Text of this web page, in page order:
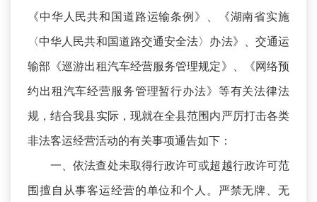
《中华人民共和国道路运输条例》、《湖南省实施
〈中华人民共和国道路交通安全法〉办法》、交通运
输部《巡游出租汽车经营服务管理规定》、《网络预
约出租汽车经营服务管理暂行办法》等有关法律法
规，结合我县实际，现就在全县范围内严厉打击各类
非法客运经营活动的有关事项通告如下：
一、依法查处未取得行政许可或超越行政许可范
围擅自从事客运经营的单位和个人。严禁无牌、无